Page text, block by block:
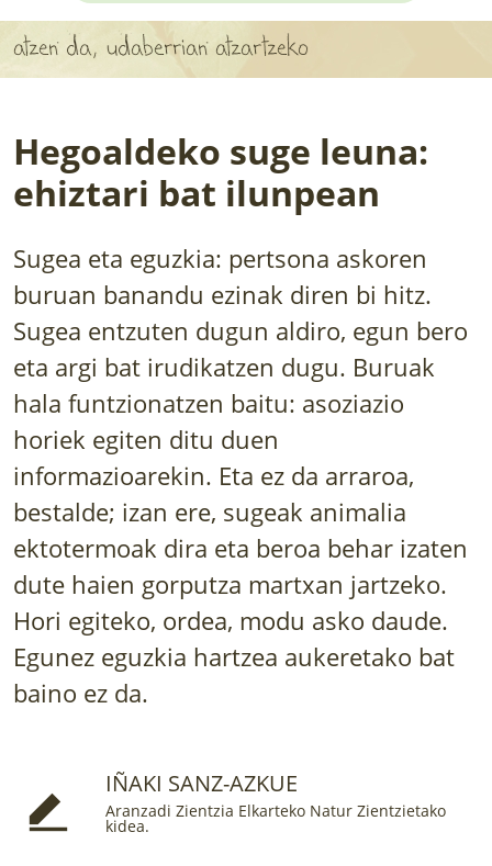
APARTEN MAPA
LURRERAKO BIDE LAGUN
HASI NAHI AL DUZU? 8 URRATS
SENDABELARRAK
ETXEKO LANDAREAK
LANDAREPEDIA
ALBISTEAK
LURRAREN AGENDA
AZOKA
udaberrian atzartzeko
Hegoaldeko suge leuna:
ehiztari bat ilunpean
Sugea eta eguzkia: pertsona askoren
buruan banandu ezinak diren bi hitz.
Sugea entzuten dugun aldiro, egun bero
eta argi bat irudikatzen dugu. Buruak
hala funtzionatzen baitu: asoziazio
horiek egiten ditu duen
informazioarekin. Eta ez da arraroa,
bestalde; izan ere, sugeak animalia
ektotermoak dira eta beroa behar izaten
dute haien gorputza martxan jartzeko.
Hori egiteko, ordea, modu asko daude.
Egunez eguzkia hartzea aukeretako bat
baino ez da.
IÑAKI SANZ-AZKUE
Aranzadi Zientzia Elkarteko Natur Zientzietako
kidea.